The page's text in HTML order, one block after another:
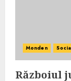
Monden
Războiul